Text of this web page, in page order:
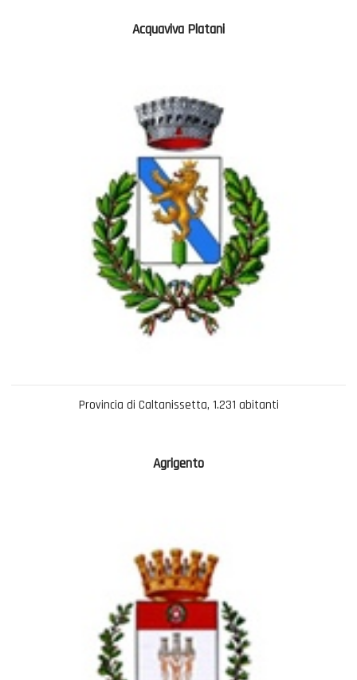
Acquaviva Platani
Provincia di Caltanissetta, 1.231 abitanti
Agrigento